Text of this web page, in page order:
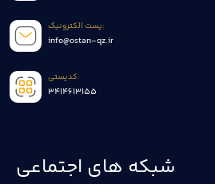
پست الکترونیک:
info@ostan-qz.ir
کدپستی:
3414613155
شبکه های اجتماعی